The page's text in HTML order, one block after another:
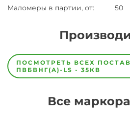
Маломеры в партии, от: 50
Завод Завод-
изготовитель
предпочел
ПОСМОТРЕТЬ ВСЕХ
ПВБВНГ(A)-LS - 35КВ
Все